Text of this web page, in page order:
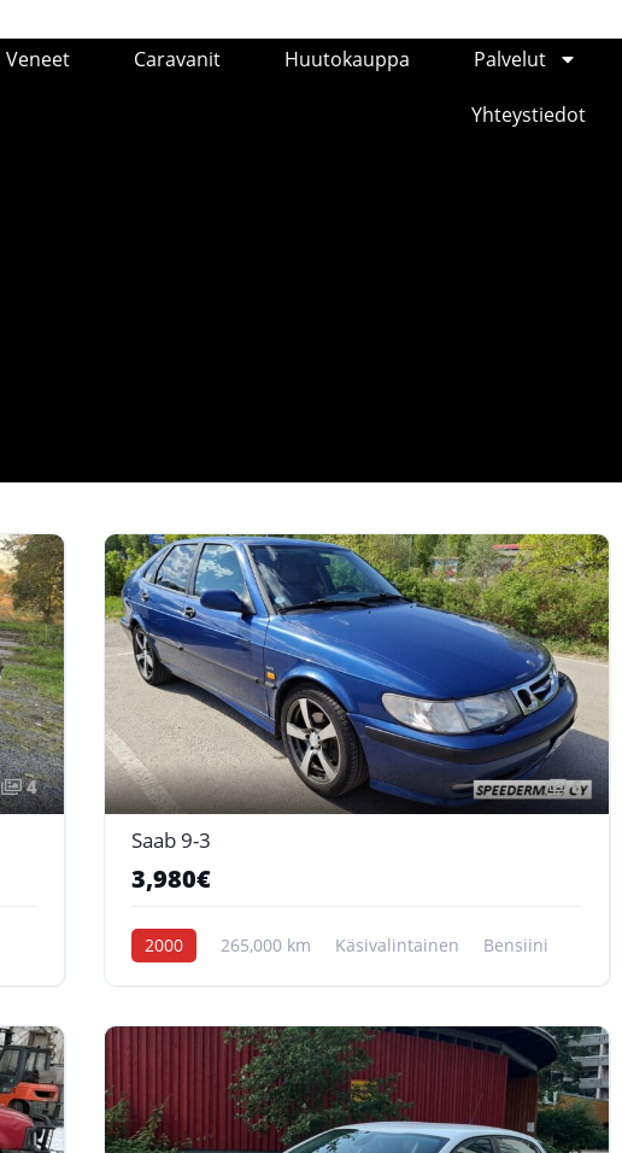
Veneet Caravanit Huutokauppa Palvelut
Yhteystiedot
4 6
Saab 9-3
3,980€
2000 265,000 km Käsivalintainen Bensiini